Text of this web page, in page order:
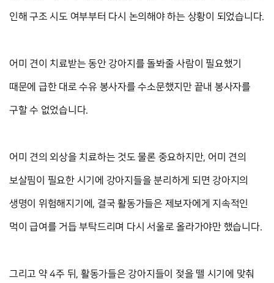
인해 구조 시도 여부부터 다시 논의해야 하는 상황이 되었습니다.
어미 견이 치료받는 동안 강아지를 돌봐줄 사람이 필요했기
때문에 급한 대로 수유 봉사자를 수소문했지만 끝내 봉사자를
구할 수 없었습니다.
어미 견의 외상을 치료하는 것도 물론 중요하지만, 어미 견의
보살핌이 필요한 시기에 강아지들을 분리하게 되면 강아지의
생명이 위험해지기에, 결국 활동가들은 제보자에게 지속적인
먹이 급여를 거듭 부탁드리며 다시 서울로 올라가야만 했습니다.
그리고 약 4주 뒤, 활동가들은 강아지들이 젖을 뗄 시기에 맞춰